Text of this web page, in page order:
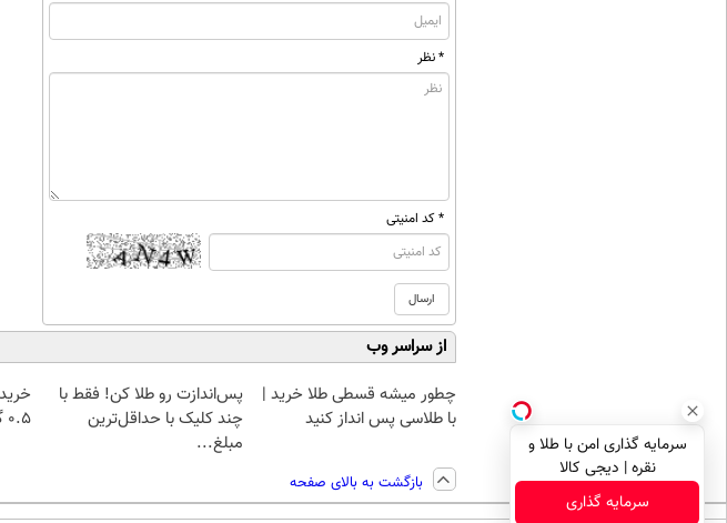
* نظر
* کد امنیتی
از سراسر وب
چطور میشه قسطی طلا خرید |
با طلاسی پس انداز کنید
پس‌اندازت رو طلا کن! فقط با
چند کلیک با حداقل‌ترین
مبلغ...
۰.۵ گرم تا ۱۰ گرم
بازگشت به بالای صفحه
سرمایه گذاری امن با طلا و
نقره | دیجی کالا
سرمایه گذاری